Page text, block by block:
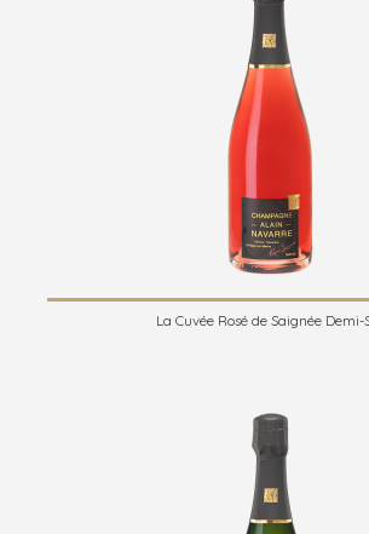
La Cuvée Rosé de Saignée Demi-